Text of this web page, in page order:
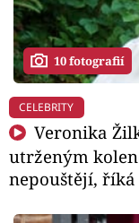
10 fotografií
CELEBRITY
Veronika
utrženým
nepouštějí, říká